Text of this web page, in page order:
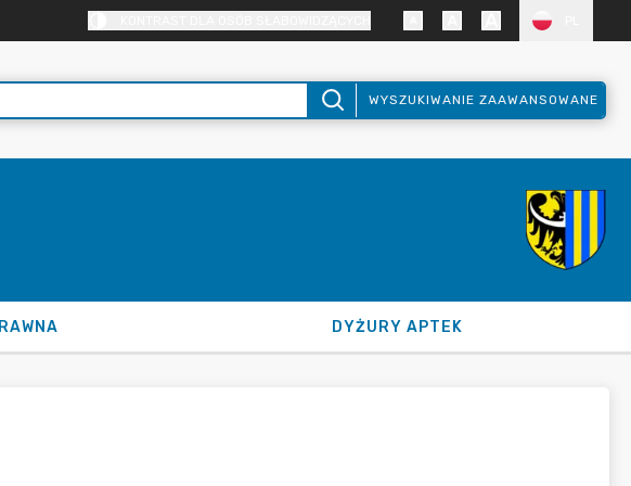
WYSZUKIWANIE ZAAWANSOWANE
DYŻURY APTEK